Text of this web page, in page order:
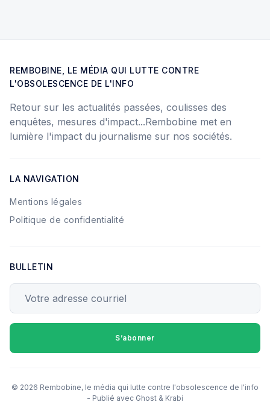
REMBOBINE, LE MÉDIA QUI LUTTE CONTRE
L'OBSOLESCENCE DE L'INFO
Retour sur les actualités passées, coulisses des
enquêtes, mesures d'impact...Rembobine met en
lumière l'impact du journalisme sur nos sociétés.
LA NAVIGATION
Mentions légales
Politique de confidentialité
BULLETIN
S’abonner
© 2026 Rembobine, le média qui lutte contre l'obsolescence de l'info
- Publié avec Ghost & Krabi